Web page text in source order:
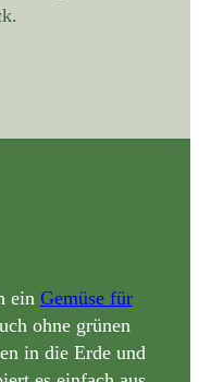
ein Gemüse für
ohne grünen
in die Erde und